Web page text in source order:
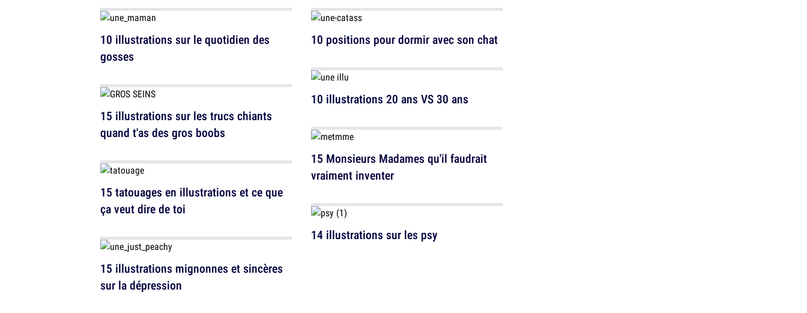
10 illustrations sur le quotidien des
gosses
15 illustrations sur les trucs chiants
quand t'as des gros boobs
15 tatouages en illustrations et ce que
ça veut dire de toi
15 illustrations mignonnes et sincères
sur la dépression
10 positions pour dormir avec son chat
10 illustrations 20 ans VS 30 ans
15 Monsieurs Madames qu'il faudrait
vraiment inventer
14 illustrations sur les psy